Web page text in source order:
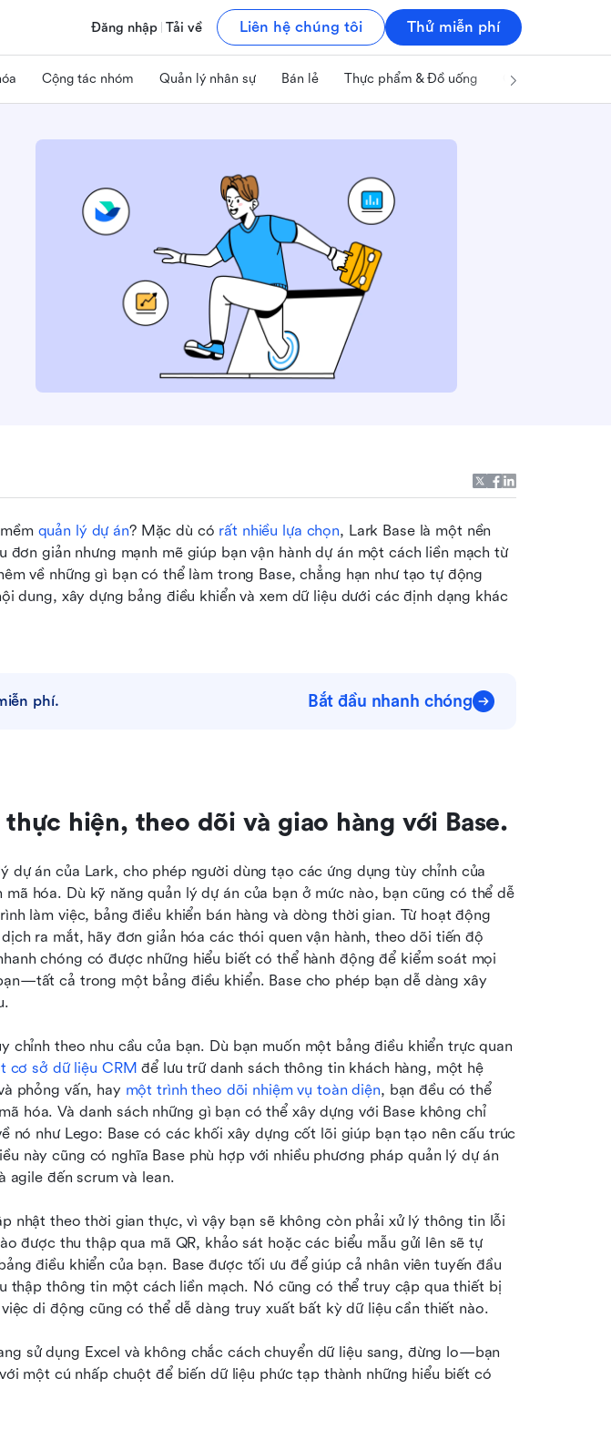
Đăng nhập Tải về Liên hệ chúng tôi Thử miễn phí
Cộng tác nhóm Quản lý nhân sự Bán lẻ Thực phẩm & Đồ uống Công nghệ & IT
quản lý dự án? Mặc dù có rất nhiều lựa chọn, Lark Base là một nền
đơn giản nhưng mạnh mẽ giúp bạn vận hành dự án một cách liền mạch từ
về những gì bạn có thể làm trong Base, chẳng hạn như tạo tự động
dung, xây dựng bảng điều khiển và xem dữ liệu dưới các định dạng khác
phí. Bắt đầu nhanh chóng
hiện, theo dõi và giao hàng với Base.
dự án của Lark, cho phép người dùng tạo các ứng dụng tùy chỉnh của
mã hóa. Dù kỹ năng quản lý dự án của bạn ở mức nào, bạn cũng có thể dễ
làm việc, bảng điều khiển bán hàng và dòng thời gian. Từ hoạt động
ra mắt, hãy đơn giản hóa các thói quen vận hành, theo dõi tiến độ
chóng có được những hiểu biết có thể hành động để kiểm soát mọi
cả trong một bảng điều khiển. Base cho phép bạn dễ dàng xây
chỉnh theo nhu cầu của bạn. Dù bạn muốn một bảng điều khiển trực quan
cơ sở dữ liệu CRM để lưu trữ danh sách thông tin khách hàng, một hệ
phỏng vấn, hay một trình theo dõi nhiệm vụ toàn diện, bạn đều có thể
hóa. Và danh sách những gì bạn có thể xây dựng với Base không chỉ
nó như Lego: Base có các khối xây dựng cốt lõi giúp bạn tạo nên cấu trúc
này cũng có nghĩa Base phù hợp với nhiều phương pháp quản lý dự án
agile đến scrum và lean.
nhật theo thời gian thực, vì vậy bạn sẽ không còn phải xử lý thông tin lỗi
được thu thập qua mã QR, khảo sát hoặc các biểu mẫu gửi lên sẽ tự
điều khiển của bạn. Base được tối ưu để giúp cả nhân viên tuyến đầu
thập thông tin một cách liền mạch. Nó cũng có thể truy cập qua thiết bị
di động cũng có thể dễ dàng truy xuất bất kỳ dữ liệu cần thiết nào.
sử dụng Excel và không chắc cách chuyển dữ liệu sang, đừng lo—bạn
một cú nhấp chuột để biến dữ liệu phức tạp thành những hiểu biết có